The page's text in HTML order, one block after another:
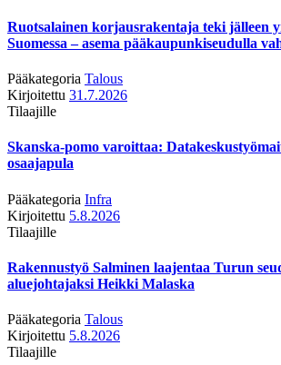
Ruotsalainen korjausrakentaja teki jälleen
Suomessa – asema pääkaupunkiseudulla
Pääkategoria Talous
Kirjoitettu 31.7.2026
Tilaajille
Skanska-pomo varoittaa:
osaajapula
Pääkategoria Infra
Kirjoitettu 5.8.2026
Tilaajille
Rakennustyö Salminen laajentaa Turun
aluejohtajaksi Heikki Malaska
Pääkategoria Talous
Kirjoitettu 5.8.2026
Tilaajille